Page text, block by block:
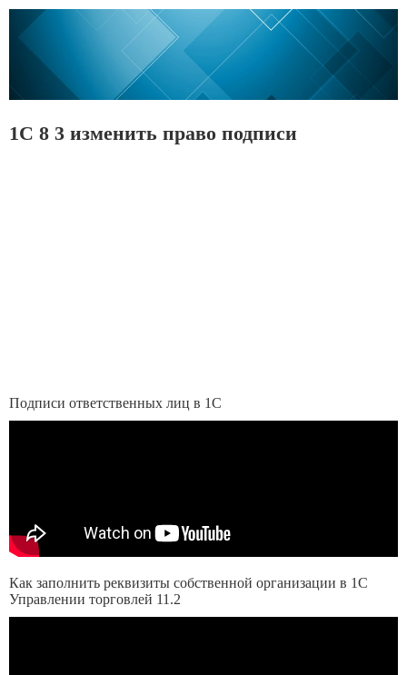
1С 8 3 изменить право подписи
Подписи ответственных лиц в 1С
Как заполнить реквизиты собственной организации в 1С
Управлении торговлей 11.2